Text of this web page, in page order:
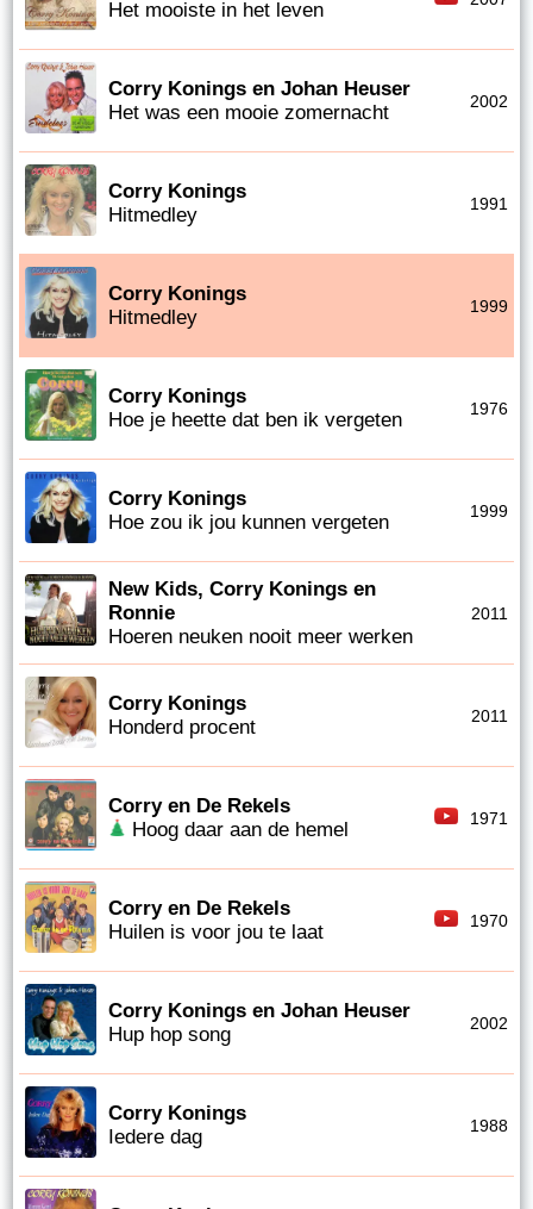
Het mooiste in het leven
Corry Konings en Johan Heuser
Het was een mooie zomernacht
2002
Corry Konings
Hitmedley
1991
Corry Konings
Hitmedley
1999
Corry Konings
Hoe je heette dat ben ik vergeten
1976
Corry Konings
Hoe zou ik jou kunnen vergeten
1999
New Kids, Corry Konings en
Ronnie
Hoeren neuken nooit meer werken
2011
Corry Konings
Honderd procent
2011
Corry en De Rekels
Hoog daar aan de hemel
1971
Corry en De Rekels
Huilen is voor jou te laat
1970
Corry Konings en Johan Heuser
Hup hop song
2002
Corry Konings
Iedere dag
1988